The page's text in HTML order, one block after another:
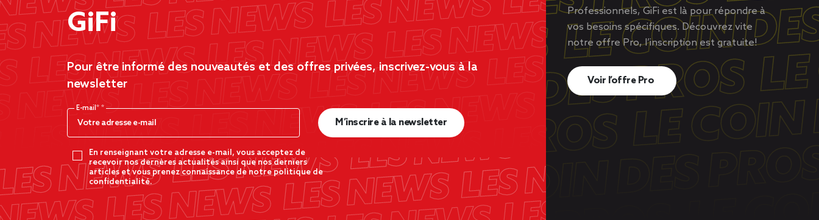
GiFi
Pour être informé des nouveautés et des offres privées, inscrivez-vous à la
newsletter
E-mail*
En renseignant votre adresse e-mail, vous acceptez de
recevoir nos dernères actualités ainsi que nos derniers
articles et vous prenez connaissance de notre politique de
confidentialité.
M’inscrire à la newsletter
Professionnels, GiFi est là pour répondre à
vos besoins spécifiques. Découvrez vite
notre offre Pro, l’inscription est gratuite!
Voir l’offre Pro